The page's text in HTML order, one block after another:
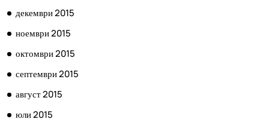
декември 2015
ноември 2015
октомври 2015
септември 2015
август 2015
юли 2015